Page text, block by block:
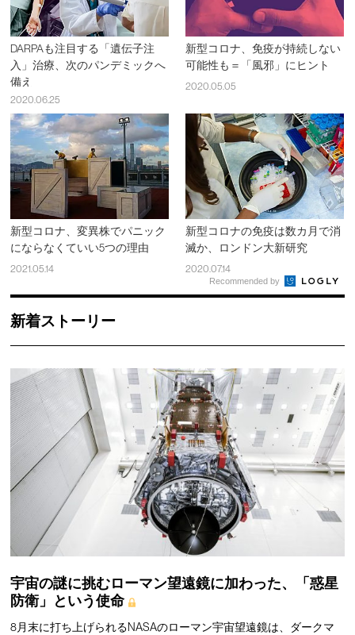
DARPAも注目する「遺伝子注
入」治療、次のパンデミックへ
備え
2020.06.25
新型コロナ、免疫が持続しない
可能性も＝「風邪」にヒント
2020.05.05
新型コロナ、変異株でパニック
にならなくていい5つの理由
2021.05.14
新型コロナの免疫は数カ月で消
滅か、ロンドン大新研究
2020.07.14
Recommended by
新着ストーリー
宇宙の謎に挑むローマン望遠鏡に加わった、「惑星
防衛」という使命
8月末に打ち上げられるNASAのローマン宇宙望遠鏡は、ダークマ